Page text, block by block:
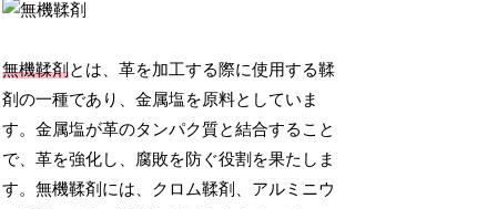
無機鞣剤とは、革を加工する際に使用する鞣
剤の一種であり、金属塩を原料としていま
す。金属塩が革のタンパク質と結合すること
で、革を強化し、腐敗を防ぐ役割を果たしま
す。無機鞣剤には、クロム鞣剤、アルミニウ